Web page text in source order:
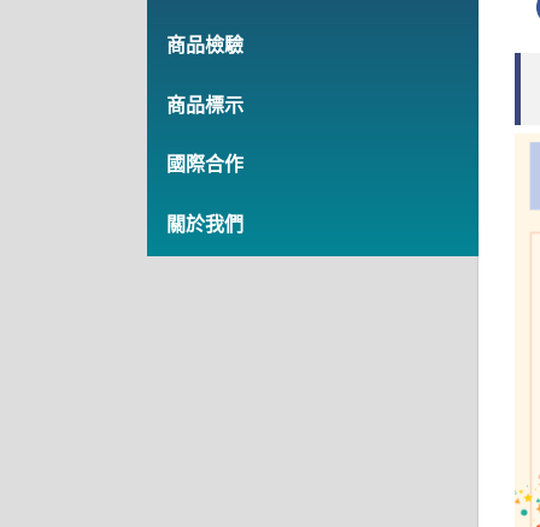
商品檢驗
商品標示
國際合作
關於我們